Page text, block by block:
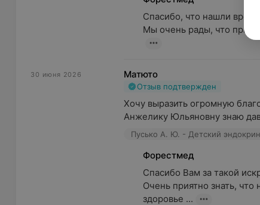
Спасибо, что нашли
Мы очень рады, что
30 июня 2026 Матюто
Отзыв подтвержден
Хочу выразить огромную
Анжелику Юльяновну знаю
Пусько А. Ю. - Детский
Форестмед
Спасибо Вам за такой
Очень приятно знать,
здоровье ...